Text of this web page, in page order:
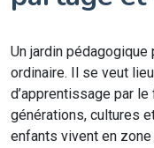
Un jardin pédagogique
ordinaire. Il se veut
d’apprentissage par
générations, cultures
enfants vivent en zone